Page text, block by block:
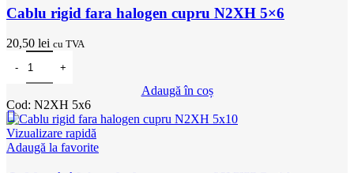
Cablu rigid fara halogen cupru N2XH 5×6
20,50 lei cu TVA
Cantitate Cablu rigid fara halogen cupru N2XH 5x6
Adaugă în coș
Cod: N2XH 5x6
Vizualizare rapidă
Adaugă la favorite